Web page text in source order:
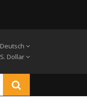
Deutsch
Dollar